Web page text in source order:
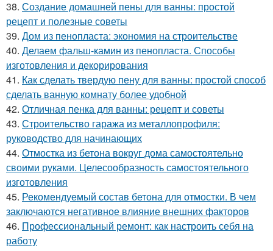
38. Создание домашней пены для ванны: простой
рецепт и полезные советы
39. Дом из пенопласта: экономия на строительстве
40. Делаем фальш-камин из пенопласта. Способы
изготовления и декорирования
41. Как сделать твердую пену для ванны: простой способ
сделать ванную комнату более удобной
42. Отличная пенка для ванны: рецепт и советы
43. Строительство гаража из металлопрофиля:
руководство для начинающих
44. Отмостка из бетона вокруг дома самостоятельно
своими руками. Целесообразность самостоятельного
изготовления
45. Рекомендуемый состав бетона для отмостки. В чем
заключаются негативное влияние внешних факторов
46. Профессиональный ремонт: как настроить себя на
работу